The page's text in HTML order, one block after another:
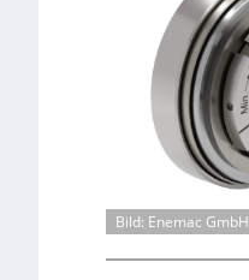
Bild: Enemac GmbH